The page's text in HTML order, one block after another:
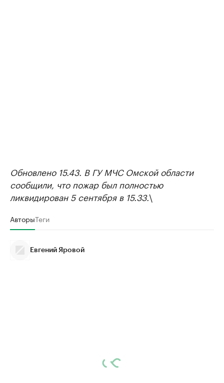
Обновлено 15.43. В ГУ МЧС Омской области
сообщили, что пожар был полностью
ликвидирован 5 сентября в 15.33.\
АвторыТеги
Евгений Яровой